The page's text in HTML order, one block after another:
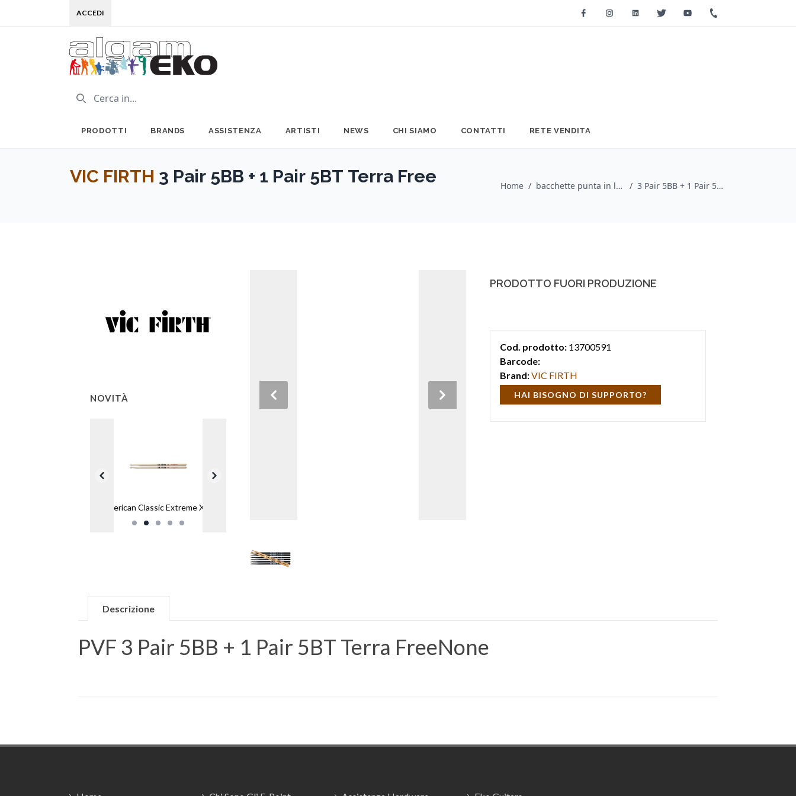
ACCEDI FacebookInstagramLinkedinTwitter Youtube
PRODOTTI BRANDS ASSISTENZA ARTISTI NEWS CHI SIAMO CONTATTI RETE VENDITA
VIC FIRTH 3 Pair 5BB + 1 Pair 5BT Terra Free Home / bacchette punta in legno / VIC FIRTH / 3 Pair 5BB + 1 Pair 5BT Terra Free
NOVITÀ
American Classic Extreme X7A
Previous Next
PRODOTTO FUORI PRODUZIONE
Cod. prodotto: 13700591
Barcode:
Brand:VIC FIRTH
HAI BISOGNO DI SUPPORTO?
Descrizione
PVF 3 Pair 5BB + 1 Pair 5BT Terra FreeNone